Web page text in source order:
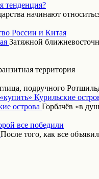
тенденция?
начинают
России и Китая
Затяжной
территория
подручного
Курильские
Горбачёв «в
все победили
После того, как все